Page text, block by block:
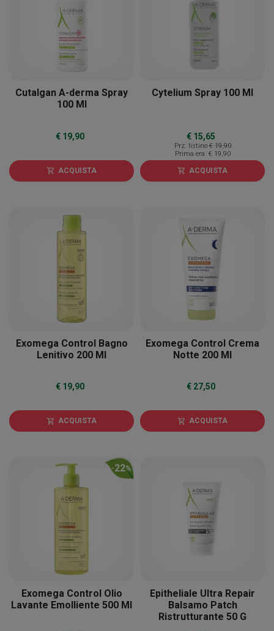
Cutalgan A-derma Spray
100 Ml
€ 19,90
shopping_cart ACQUISTA
Cytelium Spray 100 Ml
€ 15,65
Prz. listino € 19,90
Prima era € 19,90
shopping_cart ACQUISTA
Exomega Control Bagno
Lenitivo 200 Ml
€ 19,90
shopping_cart ACQUISTA
Exomega Control Crema
Notte 200 Ml
€ 27,50
shopping_cart ACQUISTA
-22%
Exomega Control Olio
Lavante Emolliente 500 Ml
Epitheliale Ultra Repair
Balsamo Patch
Ristrutturante 50 G